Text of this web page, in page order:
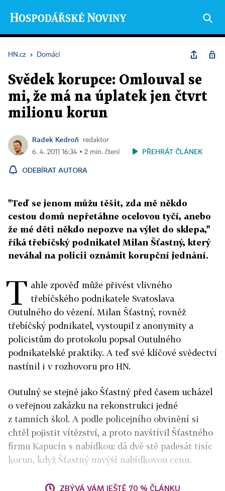
HN.cz › Domácí
Svědek korupce: Omlouval se
mi, že má na úplatek jen čtvrt
milionu korun
Radek Kedroň
redaktor
6. 4. 2011 16:34 ▪ 2 min. čtení
PŘEHRÁT ČLÁNEK
ODEBÍRAT AUTORA
"Teď se jenom můžu těšit, zda mě někdo
cestou domů nepřetáhne ocelovou tyčí, anebo
že mé děti někdo nepozve na výlet do sklepa,"
říká třebíčský podnikatel Milan Šťastný, který
neváhal na policii oznámit korupční jednání.
T ahle zpověď může přivést vlivného
třebíčského podnikatele Svatoslava
Outulného do vězení. Milan Šťastný, rovněž
třebíčský podnikatel, vystoupil z anonymity a
policistům do protokolu popsal Outulného
podnikatelské praktiky. A teď své klíčové svědectví
nastínil i v rozhovoru pro HN.
Outulný se stejně jako Šťastný před časem ucházel
o veřejnou zakázku na rekonstrukci jedné
z tamních škol. A podle policejního obvinění si
chtěl pojistit vítězství, a proto navštívil Šťastného
firmu Kapucín s nabídkou: dá dvě stě padesát tisíc
korun, když Šťastný navýší nabídkovou cenu.
ZBÝVÁ VÁM JEŠTĚ 70 % ČLÁNKU